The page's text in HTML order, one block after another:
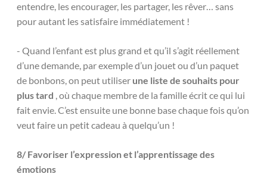
entendre, les encourager, les partager, les rêver… sans
pour autant les satisfaire immédiatement !
- Quand l’enfant est plus grand et qu’il s’agit réellement
d’une demande, par exemple d’un jouet ou d’un paquet
de bonbons, on peut utiliser une liste de souhaits pour
plus tard , où chaque membre de la famille écrit ce qui lui
fait envie. C’est ensuite une bonne base chaque fois qu’on
veut faire un petit cadeau à quelqu’un !
8/ Favoriser l’expression et l’apprentissage des
émotions